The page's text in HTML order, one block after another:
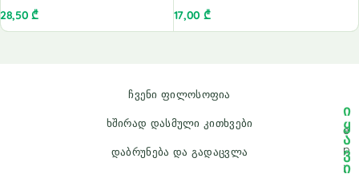
28,50₾ 17,00 ₾
ჩვენი ფილოსოფია
ხშირად დასმული კითხვები
დაბრუნება და გადაცვლა
e
p
i
ი
ყ
ა
ვ
ი